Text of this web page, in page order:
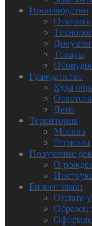
Производство
Открыть
Товары
Гражданство
Куда
Дети
Территория
Москва
Регионы
Получение
О
Бизнес закон
Оплата
Образец